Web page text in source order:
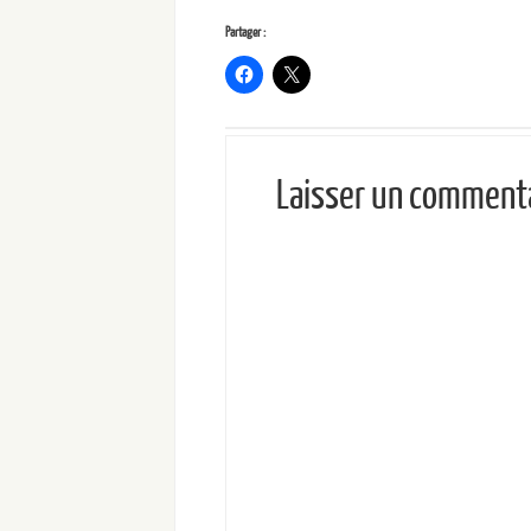
Partager :
Laisser un